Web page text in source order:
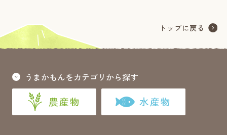
うまかもんをカテゴリから探す
農産物 水産物